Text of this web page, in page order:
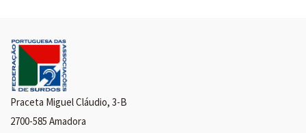
Praceta Miguel Cláudio, 3-B
2700-585 Amadora